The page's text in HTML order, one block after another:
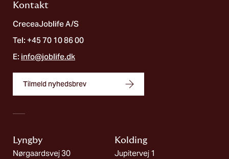
Kontakt
CreceaJoblife A/S
Tel: +45 70 10 86 00
E: info@joblife.dk
Tilmeld nyhedsbrev
Lyngby
Nørgaardsvej 30
Kolding​
Jupitervej 1